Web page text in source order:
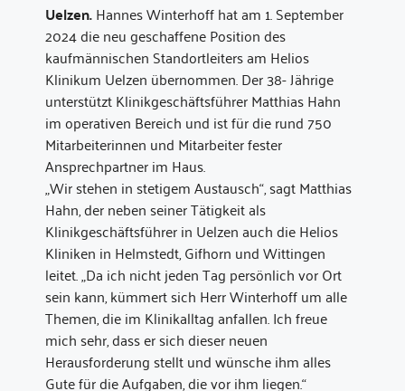
Uelzen.Hannes Winterhoff hat am 1. September
2024 die neu geschaffene Position des
kaufmännischen Standortleiters am Helios
Klinikum Uelzen übernommen. Der 38- Jährige
unterstützt Klinikgeschäftsführer Matthias Hahn
im operativen Bereich und ist für die rund 750
Mitarbeiterinnen und Mitarbeiter fester
Ansprechpartner im Haus.
„Wir stehen in stetigem Austausch“, sagt Matthias
Hahn, der neben seiner Tätigkeit als
Klinikgeschäftsführer in Uelzen auch die Helios
Kliniken in Helmstedt, Gifhorn und Wittingen
leitet. „Da ich nicht jeden Tag persönlich vor Ort
sein kann, kümmert sich Herr Winterhoff um alle
Themen, die im Klinikalltag anfallen. Ich freue
mich sehr, dass er sich dieser neuen
Herausforderung stellt und wünsche ihm alles
Gute für die Aufgaben, die vor ihm liegen.“